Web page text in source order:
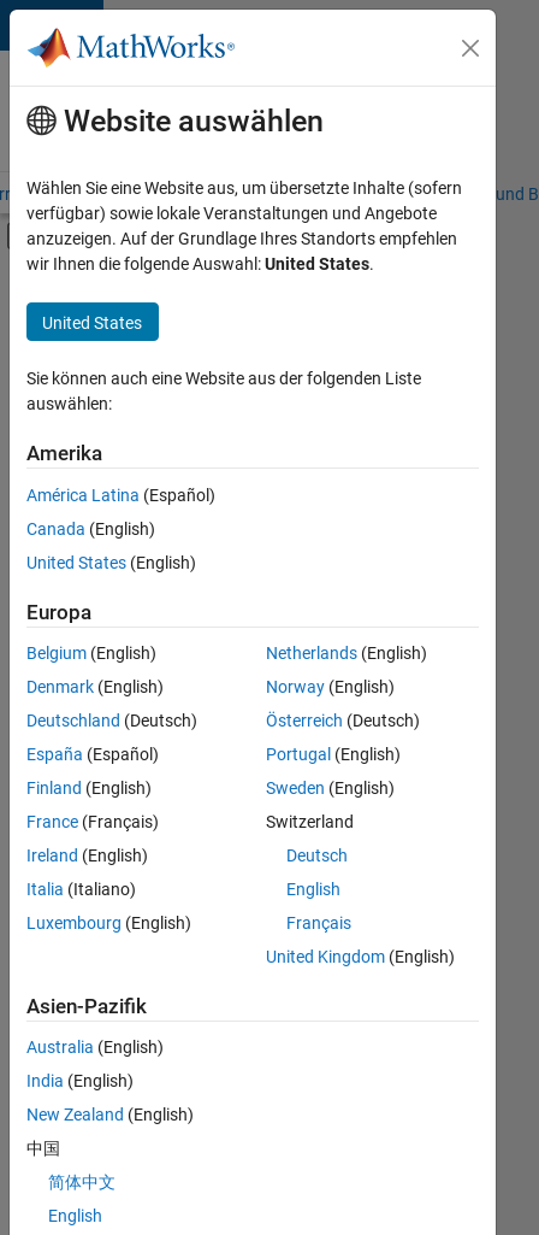
Weiter zum Inhalt
Karriere
bei
MathWorks
– Übersicht Stellensuche Niederlassungen Studierende und
Umschaltung für Off-Canvas-
Hauptinhalt
Praktika
Advanced Support
Business Applications and Tools
Information Technology
Infrastructure and Architecture
Quality Engineering
Release Engineering
Software Process Engineering
+7
Derzeit
es
keine
offenen
Stellen,
Ihren
Suchkriterien
entsprechen.
können
die
Suchkriterien
weiter
fassen
oder
alle
Stellenangebote
anzeigen .
noch
keine
offenen
Stellen
können,
die
Ihren
Website auswählen
Wählen Sie eine Website aus, um übersetzte Inhalte (sofern
verfügbar) sowie lokale Veranstaltungen und Angebote
anzuzeigen. Auf der Grundlage Ihres Standorts empfehlen
wir Ihnen die folgende Auswahl:United States.
United States
Sie können auch eine Website aus der folgenden Liste
auswählen:
Amerika
América Latina (Español)
Canada (English)
United States (English)
Europa
Belgium (English)
Denmark (English)
Deutschland (Deutsch)
España (Español)
Finland (English)
France (Français)
Ireland (English)
Italia (Italiano)
Luxembourg (English)
Netherlands(English)
Norway(English)
Österreich (Deutsch)
Portugal (English)
Sweden (English)
Switzerland
Deutsch
English
Français
United Kingdom(English)
Asien-Pazifik
Australia (English)
India (English)
New Zealand (English)
中国
简体中文
English